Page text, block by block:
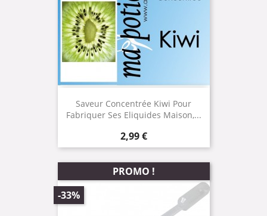
Saveur Concentrée Kiwi Pour
Fabriquer Ses Eliquides Maison,...
Prix
2,99 €
-33%
PROMO !